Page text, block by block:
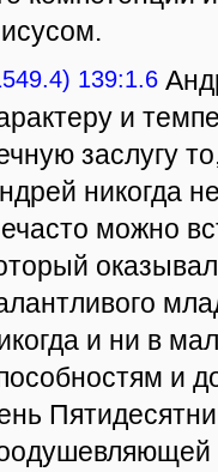
139:1.6
и
заслугу
никогда
можно
и ни в
и